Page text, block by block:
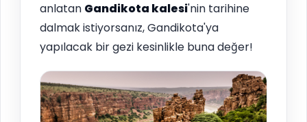
anlatan Gandikota kalesi'nin tarihine
dalmak istiyorsanız, Gandikota'ya
yapılacak bir gezi kesinlikle buna değer!